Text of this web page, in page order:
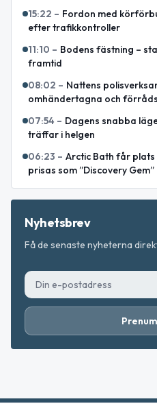
15:22 – Fordon med
efter trafikkontroller
11:10 – Bodens fästning –
framtid
08:02 – Nattens
omhändertagna och
07:54 – Dagens snabba
träffar i helgen
06:23 – Arctic Bath får plats
prisas som ”Discovery Gem”
Nyhetsbrev
Få de senaste nyheterna